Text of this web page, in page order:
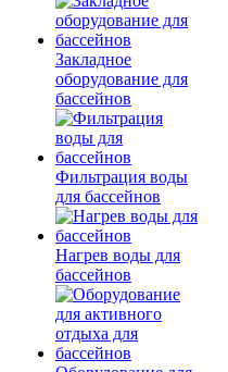
Закладное
оборудование для
бассейнов
Фильтрация воды
для бассейнов
Нагрев воды для
бассейнов